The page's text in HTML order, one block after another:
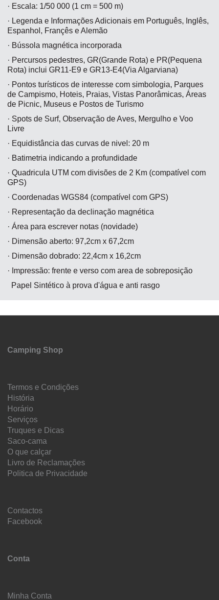
· Escala: 1/50 000 (1 cm = 500 m)
· Legenda e Informações Adicionais em Português, Inglês,
Espanhol, Françês e Alemão
· Bússola magnética incorporada
· Percursos pedestres, GR(Grande Rota) e PR(Pequena
Rota) inclui GR11-E9 e GR13-E4(Via Algarviana)
· Pontos turísticos de interesse com simbologia, Parques
de Campismo, Hoteis, Praias, Vistas Panorâmicas, Áreas
de Picnic, Museus e Postos de Turismo
· Spots de Surf, Observação de Aves, Mergulho e Voo
Livre
· Equidistância das curvas de nivel: 20 m
· Batimetria indicando a profundidade
· Quadricula UTM com divisões de 2 Km (compatível com
GPS)
· Coordenadas WGS84 (compatível com GPS)
· Representação da declinação magnética
· Área para escrever notas (novidade)
· Dimensão aberto: 97,2cm x 67,2cm
· Dimensão dobrado: 22,4cm x 16,2cm
· Impressão: frente e verso com area de sobreposição
Papel Sintético à prova d'água e anti rasgo
Camping Shop
Termos e Condições
História
Horário
Serviços
Truques e Dicas
Saco-cama
O que calçar
Livro de Reclamações
Politica de Privacidade
Contactos
Facebook
Conta
Minha Conta